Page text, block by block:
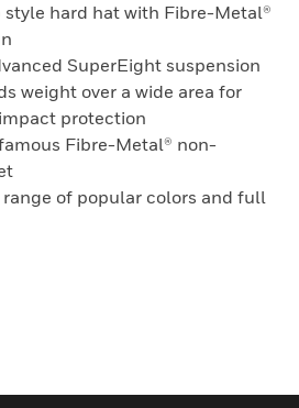
style hard hat with Fibre-Metal®
SuperEight suspension
weight over a wide area for
protection
Fibre-Metal® non-
range of popular colors and full